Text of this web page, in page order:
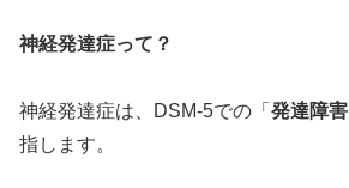
神経発達症って？
神経発達症は、DSM-5での「 発達障害
指します。